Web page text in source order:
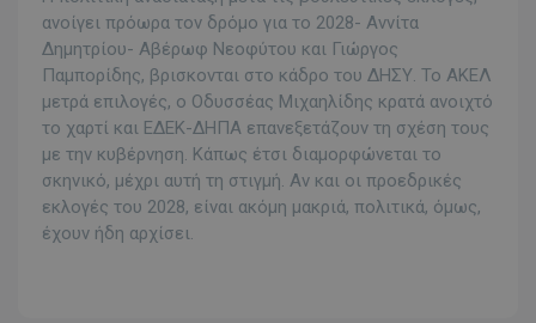
ανοίγει πρόωρα τον δρόμο για το 2028- Αννίτα
Δημητρίου- Αβέρωφ Νεοφύτου και Γιώργος
Παμπορίδης, βρισκονται στο κάδρο του ΔΗΣΥ. Το ΑΚΕΛ
μετρά επιλογές, ο Οδυσσέας Μιχαηλίδης κρατά ανοιχτό
το χαρτί και ΕΔΕΚ-ΔΗΠΑ επανεξετάζουν τη σχέση τους
με την κυβέρνηση. Κάπως έτσι διαμορφώνεται το
σκηνικό, μέχρι αυτή τη στιγμή. Αν και οι προεδρικές
εκλογές του 2028, είναι ακόμη μακριά, πολιτικά, όμως,
έχουν ήδη αρχίσει.